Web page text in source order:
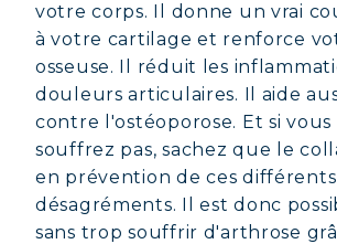
votre corps. Il donne un vrai
à votre cartilage et renforce
osseuse. Il réduit les
douleurs articulaires. Il aide
contre l'ostéoporose. Et si vous
souffrez pas, sachez que le
en prévention de ces différents
désagréments. Il est donc
sans trop souffrir d'arthrose